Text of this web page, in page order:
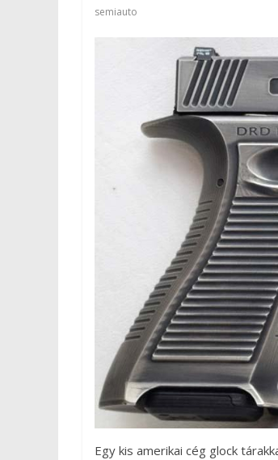
semiauto
Egy kis amerikai cég glock